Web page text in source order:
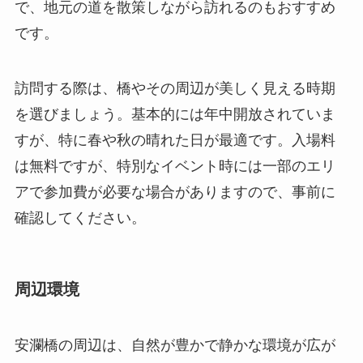
で、地元の道を散策しながら訪れるのもおすすめ
です。
訪問する際は、橋やその周辺が美しく見える時期
を選びましょう。基本的には年中開放されていま
すが、特に春や秋の晴れた日が最適です。入場料
は無料ですが、特別なイベント時には一部のエリ
アで参加費が必要な場合がありますので、事前に
確認してください。
周辺環境
安瀾橋の周辺は、自然が豊かで静かな環境が広が